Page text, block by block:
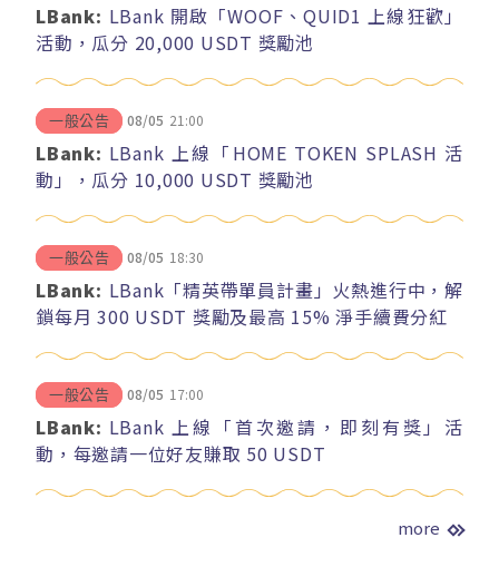
LBank: LBank 開啟「WOOF、QUID1 上線狂歡」
活動，瓜分 20,000 USDT 獎勵池
一般公告 08/05 21:00
LBank: LBank 上線「HOME TOKEN SPLASH 活
動」，瓜分 10,000 USDT 獎勵池
一般公告 08/05 18:30
LBank: LBank「精英帶單員計畫」火熱進行中，解
鎖每月 300 USDT 獎勵及最高 15% 淨手續費分紅
一般公告 08/05 17:00
LBank: LBank 上線「首次邀請，即刻有獎」活
動，每邀請一位好友賺取 50 USDT
more